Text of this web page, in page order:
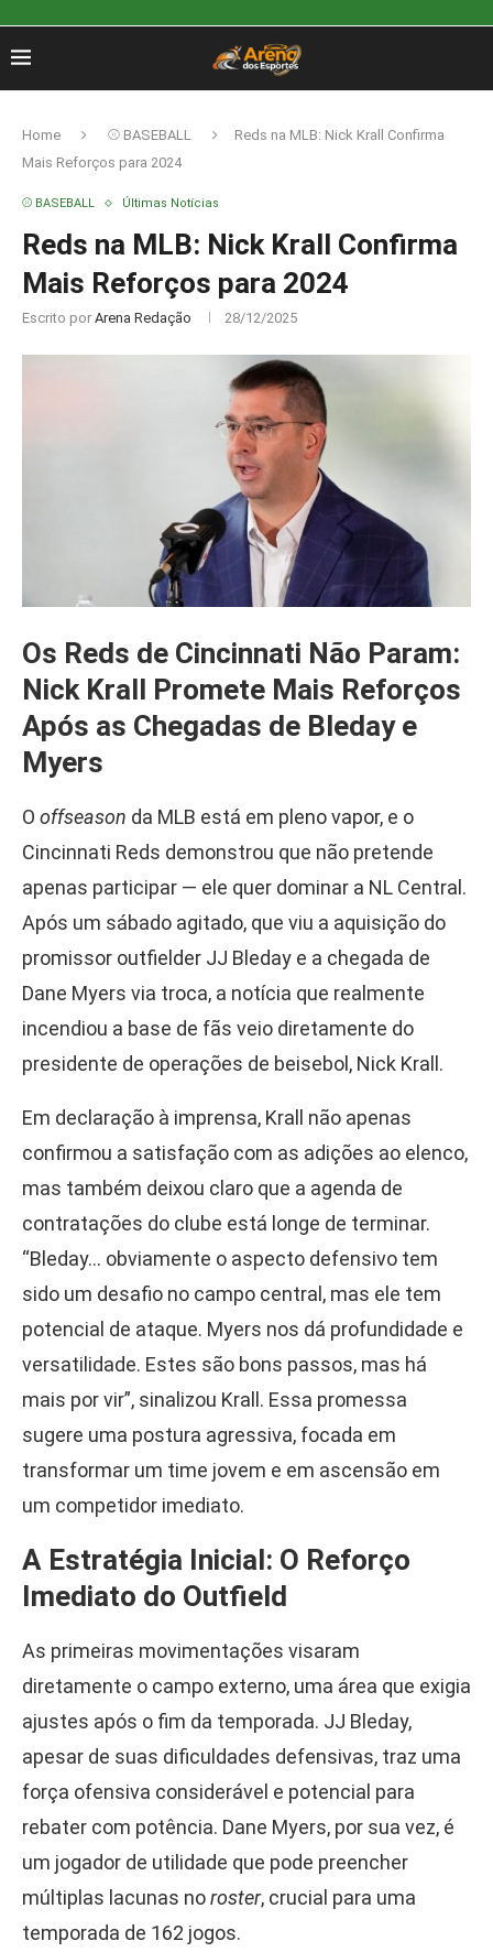
Home ⚾ BASEBALL
Reds na MLB: Nick Krall Confirma
Mais Reforços para 2024
⚾ BASEBALL Últimas Notícias
Reds na MLB: Nick Krall Confirma
Mais Reforços para 2024
Escrito por Arena Redação 28/12/2025
Os Reds de Cincinnati Não Param:
Nick Krall Promete Mais Reforços
Após as Chegadas de Bleday e
Myers
O offseason da MLB está em pleno vapor, e o
Cincinnati Reds demonstrou que não pretende
apenas participar — ele quer dominar a NL Central.
Após um sábado agitado, que viu a aquisição do
promissor outfielder JJ Bleday e a chegada de
Dane Myers via troca, a notícia que realmente
incendiou a base de fãs veio diretamente do
presidente de operações de beisebol, Nick Krall.
Em declaração à imprensa, Krall não apenas
confirmou a satisfação com as adições ao elenco,
mas também deixou claro que a agenda de
contratações do clube está longe de terminar.
“Bleday… obviamente o aspecto defensivo tem
sido um desafio no campo central, mas ele tem
potencial de ataque. Myers nos dá profundidade e
versatilidade. Estes são bons passos, mas há
mais por vir”, sinalizou Krall. Essa promessa
sugere uma postura agressiva, focada em
transformar um time jovem e em ascensão em
um competidor imediato.
A Estratégia Inicial: O Reforço
Imediato do Outfield
As primeiras movimentações visaram
diretamente o campo externo, uma área que exigia
ajustes após o fim da temporada. JJ Bleday,
apesar de suas dificuldades defensivas, traz uma
força ofensiva considerável e potencial para
rebater com potência. Dane Myers, por sua vez, é
um jogador de utilidade que pode preencher
múltiplas lacunas noroster, crucial para uma
temporada de 162 jogos.